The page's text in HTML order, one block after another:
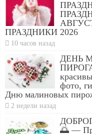
ПРАЗДНИКИ 2026
10 часов назад
ДЕНЬ
фото,
Дню малиновых
2 недели назад
🌅 —